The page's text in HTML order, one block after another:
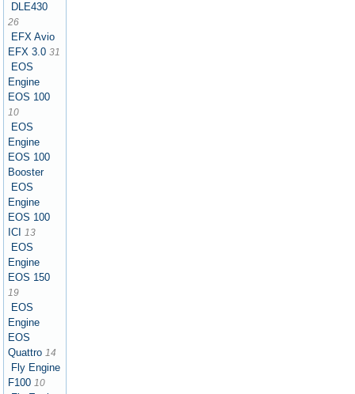
DLE430
26
EFX Avio
EFX 3.0 31
EOS
Engine
EOS 100
10
EOS
Engine
EOS 100
Booster
EOS
Engine
EOS 100
ICI
13
EOS
Engine
EOS 150
19
EOS
Engine
EOS
Quattro 14
Fly Engine
F100 10